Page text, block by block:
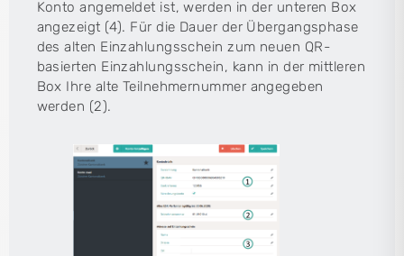
Konto angemeldet ist, werden in der unteren Box
angezeigt (4). Für die Dauer der Übergangsphase
des alten Einzahlungsschein zum neuen QR-
basierten Einzahlungsschein, kann in der mittleren
Box Ihre alte Teilnehmernummer angegeben
werden (2).